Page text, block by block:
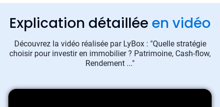
Explication détaillée en vidéo
Découvrez la vidéo réalisée par LyBox : "Quelle stratégie
choisir pour investir en immobilier ? Patrimoine, Cash-flow,
Rendement ..."